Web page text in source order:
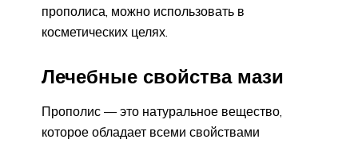
прополиса, можно использовать в
косметических целях.
Лечебные свойства мази
Прополис — это натуральное вещество,
которое обладает всеми свойствами